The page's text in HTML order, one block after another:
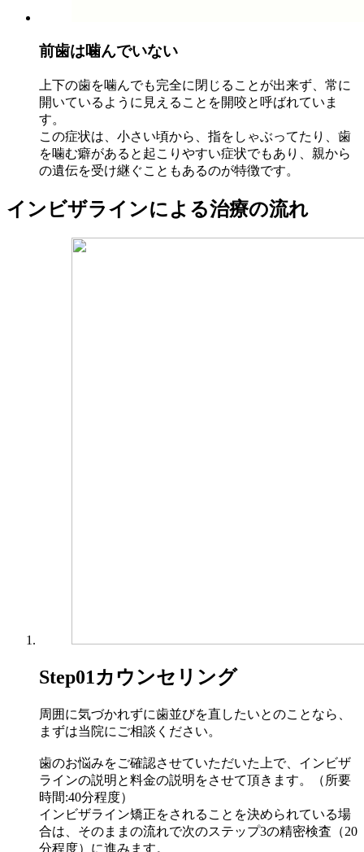
前歯は噛んでいない
上下の歯を噛んでも完全に閉じることが出来ず、常に
開いているように見えることを開咬と呼ばれていま
す。
この症状は、小さい頃から、指をしゃぶってたり、歯
を噛む癖があると起こりやすい症状でもあり、親から
の遺伝を受け継ぐこともあるのが特徴です。
インビザラインによる治療の流れ
Step01カウンセリング
周囲に気づかれずに歯並びを直したいとのことなら、
まずは当院にご相談ください。
歯のお悩みをご確認させていただいた上で、インビザ
ラインの説明と料金の説明をさせて頂きます。（所要
時間:40分程度）
インビザライン矯正をされることを決められている場
合は、そのままの流れで次のステップ3の精密検査（20
分程度）に進みます。